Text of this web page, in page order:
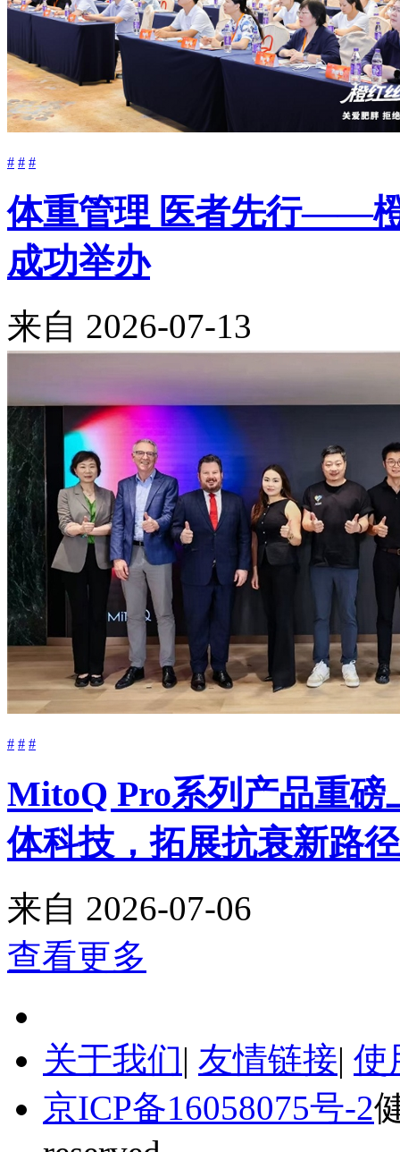
# # #
体重管理 医者先行——
成功举办
来自 2026-07-13
# # #
MitoQ Pro系列产品重磅
体科技，拓展抗衰新路径
来自 2026-07-06
查看更多
关于我们| 友情链接| 使
京ICP备16058075号-2